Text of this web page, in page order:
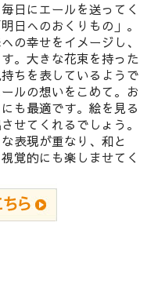
日にエールを送ってく
日へのおくりもの」。
の幸せをイメージし、
。大きな花束を持った
ちを表しているようで
ルの想いをこめて。お
も最適です。絵を見る
せてくれるでしょう。
表現が重なり、和と
覚的にも楽しませてく